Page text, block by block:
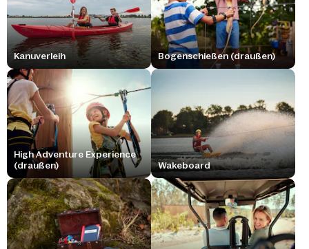
Kanuverleih Bogenschießen (draußen)
High Adventure Experience
(draußen)
Wakeboard